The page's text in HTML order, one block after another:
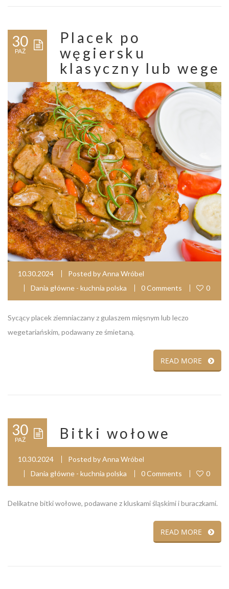
30
PAŹ
Placek po
węgiersku
klasyczny lub wege
10.30.2024 Posted byAnna Wróbel
Dania główne - kuchnia polska
0 Comments 0
Sycący placek ziemniaczany z gulaszem mięsnym lub leczo
wegetariańskim, podawany ze śmietaną.
READ MORE
30
PAŹ Bitki wołowe
10.30.2024 Posted byAnna Wróbel
Dania główne - kuchnia polska
0 Comments 0
Delikatne bitki wołowe, podawane z kluskami śląskimi i buraczkami.
READ MORE